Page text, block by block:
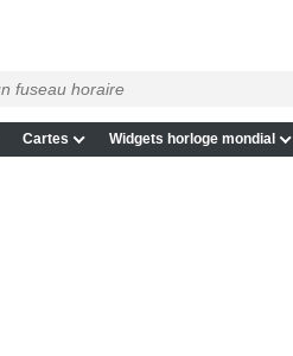
Cartes Widgets horloge mondial